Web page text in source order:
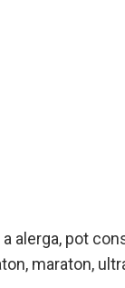
alerga, pot
maraton,